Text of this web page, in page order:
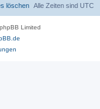
Alle Zeiten sind UTC
löschen
Limited